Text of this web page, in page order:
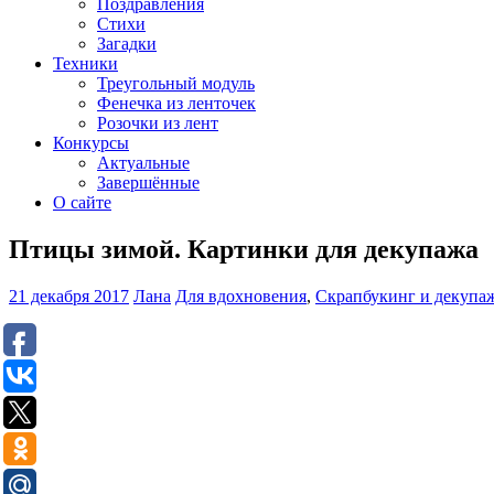
Поздравления
Стихи
Загадки
Техники
Треугольный модуль
Фенечка из ленточек
Розочки из лент
Конкурсы
Актуальные
Завершённые
О сайте
Птицы зимой. Картинки для декупажа
21 декабря 2017 Лана Для вдохновения, Скрапбукинг и